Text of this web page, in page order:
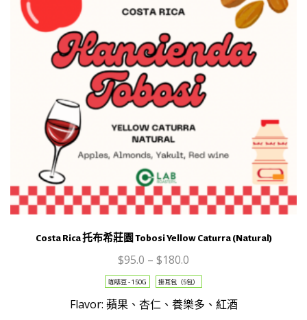
Tobosi
Caturra
(Natural)
生
豆
數
量
Costa Rica 托布希莊園 Tobosi Yellow Caturra (Natural)
$95.0 – $180.0
咖啡豆 - 150G 掛耳包（5包）
Flavor: 蘋果、杏仁、養樂多、紅酒
This
product
has
multiple